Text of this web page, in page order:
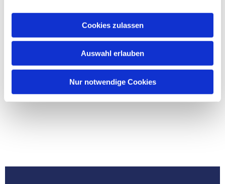
Cookies zulassen
Auswahl erlauben
Nur notwendige Cookies